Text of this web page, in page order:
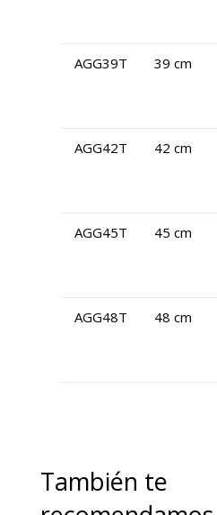
AGG39T 39 cm
AGG42T 42 cm
AGG45T 45 cm
AGG48T 48 cm
También te